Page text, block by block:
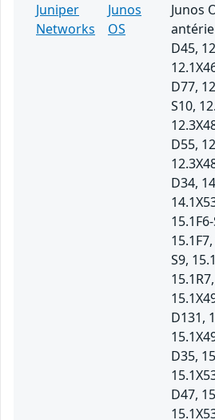
Juniper
Networks
Junos
OS
Junos
D45,
D77,
S10,
D55,
D34,
S9,
D131,
D35,
D47,